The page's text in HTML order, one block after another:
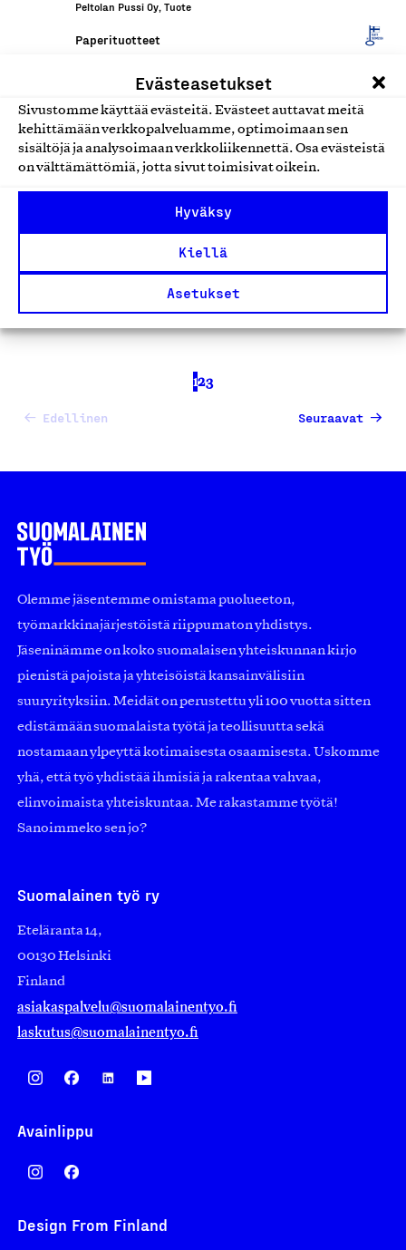
Evästeasetukset
Sivustomme käyttää evästeitä. Evästeet auttavat meitä
kehittämään verkkopalveluamme, optimoimaan sen
sisältöjä ja analysoimaan verkkoliikennettä. Osa evästeistä
on välttämättömiä, jotta sivut toimisivat oikein.
Hyväksy
Kiellä
Asetukset
Peltolan Pussi Oy, Tuote
Paperituotteet
Aaltopahvilaatikot,
aaltopahvikääreet,
arkistointikansiot,
arkistointilaatikot,
suojapaperitaitokset
ER-Pahvityö Oy, Tuote
Edellinen
123
Seuraavat
Olemme jäsentemme omistama puolueeton,
työmarkkinajärjestöistä riippumaton yhdistys.
Jäseninämme on koko suomalaisen yhteiskunnan kirjo
pienistä pajoista ja yhteisöistä kansainvälisiin
suuryrityksiin. Meidät on perustettu yli 100 vuotta sitten
edistämään suomalaista työtä ja teollisuutta sekä
nostamaan ylpeyttä kotimaisesta osaamisesta. Uskomme
yhä, että työ yhdistää ihmisiä ja rakentaa vahvaa,
elinvoimaista yhteiskuntaa. Me rakastamme työtä!
Sanoimmeko sen jo?
Suomalainen työ ry
Eteläranta 14,
00130 Helsinki
Finland
asiakaspalvelu@suomalainentyo.fi
laskutus@suomalainentyo.fi
Avainlippu
Design From Finland